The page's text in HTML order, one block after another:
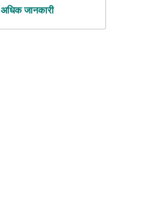
अधिक जानकारी